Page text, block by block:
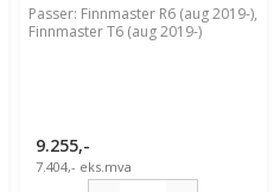
Passer: Finnmaster R6 (aug 2019-),
Finnmaster T6 (aug 2019-)
9.255,-
7.404,- eks.mva